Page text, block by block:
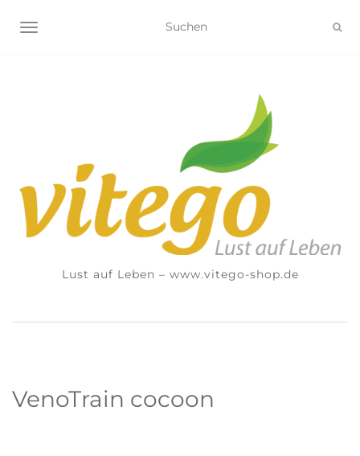
NAVIGATION UMSCHALTEN
Lust auf Leben – www.vitego-shop.de
VenoTrain cocoon